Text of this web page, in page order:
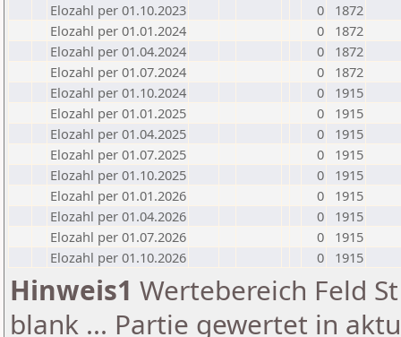
Elozahl per 01.10.2023
0
1872
Elozahl per 01.01.2024
0
1872
Elozahl per 01.04.2024
0
1872
Elozahl per 01.07.2024
0
1872
Elozahl per 01.10.2024
0
1915
Elozahl per 01.01.2025
0
1915
Elozahl per 01.04.2025
0
1915
Elozahl per 01.07.2025
0
1915
Elozahl per 01.10.2025
0
1915
Elozahl per 01.01.2026
0
1915
Elozahl per 01.04.2026
0
1915
Elozahl per 01.07.2026
0
1915
Elozahl per 01.10.2026
0 1915
Hinweis1 Wertebereich Feld
blank ... Partie gewertet in